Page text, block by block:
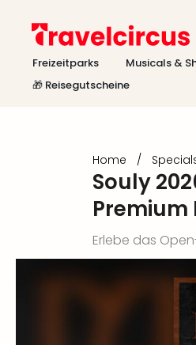
Freizeitparks Musicals &
🎁 Reisegutscheine
Home /
Souly
Premium
Erlebe das